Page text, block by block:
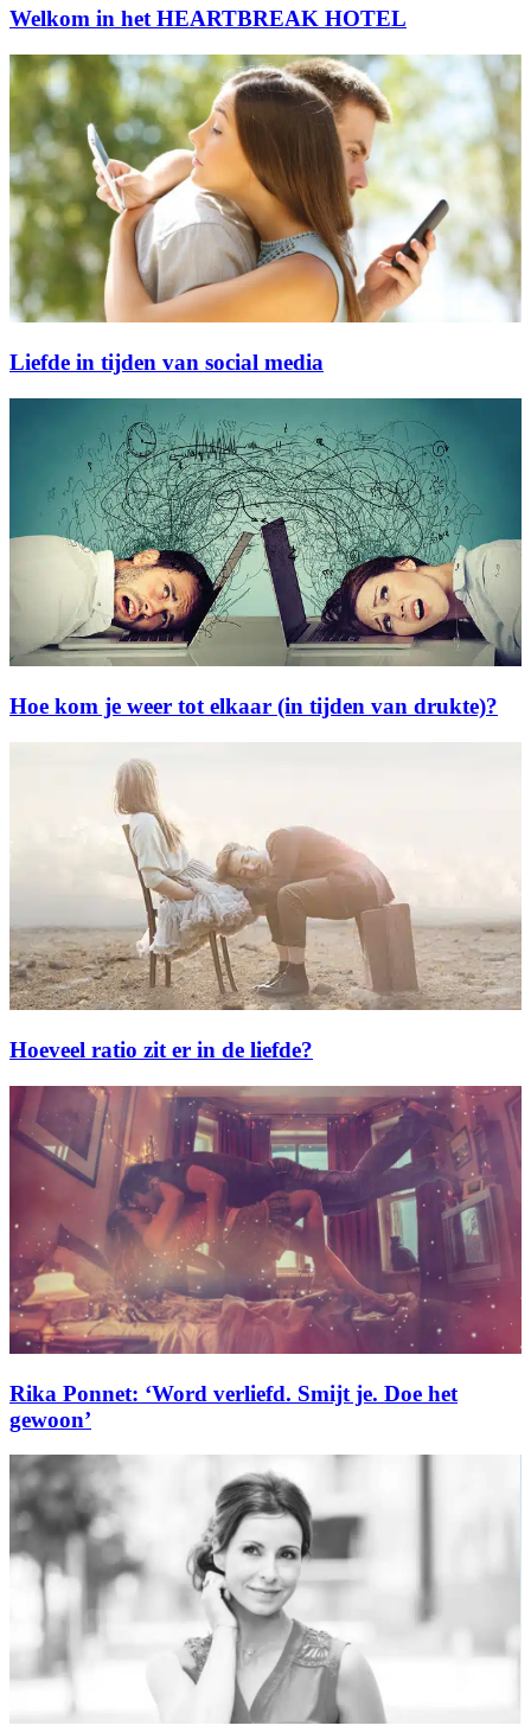
Welkom in het HEARTBREAK HOTEL
Liefde in tijden van social media
Hoe kom je weer tot elkaar (in tijden van drukte)?
Hoeveel ratio zit er in de liefde?
Rika Ponnet: ‘Word verliefd. Smijt je. Doe het
gewoon’